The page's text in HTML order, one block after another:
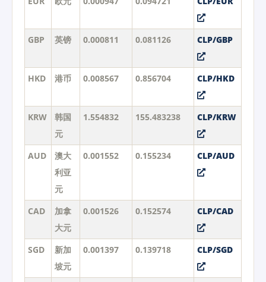
GBP 英镑 0.000811 0.081126 CLP/GBP
HKD 港币 0.008567 0.856704 CLP/HKD
KRW
韩国
元
1.554832 155.483238 CLP/KRW
AUD
澳大
利亚
元
0.001552 0.155234 CLP/AUD
CAD
加拿
大元
0.001526 0.152574 CLP/CAD
SGD
新加
坡元
0.001397 0.139718 CLP/SGD